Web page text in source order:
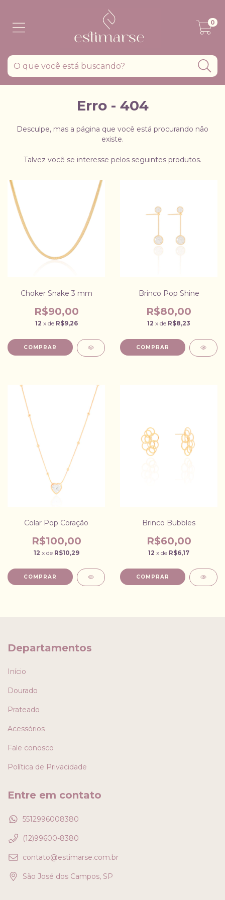
0
Erro - 404
Desculpe, mas a página que você está procurando não
existe.
Talvez você se interesse pelos seguintes produtos.
Choker Snake 3 mm
R$90,00
12 x de R$9,26
Brinco Pop Shine
R$80,00
12 x de R$8,23
Colar Pop Coração
R$100,00
12 x de R$10,29
Brinco Bubbles
R$60,00
12 x de R$6,17
Departamentos
Início
Dourado
Prateado
Acessórios
Fale conosco
Política de Privacidade
Entre em contato
5512996008380
(12)99600-8380
contato@estimarse.com.br
São José dos Campos, SP